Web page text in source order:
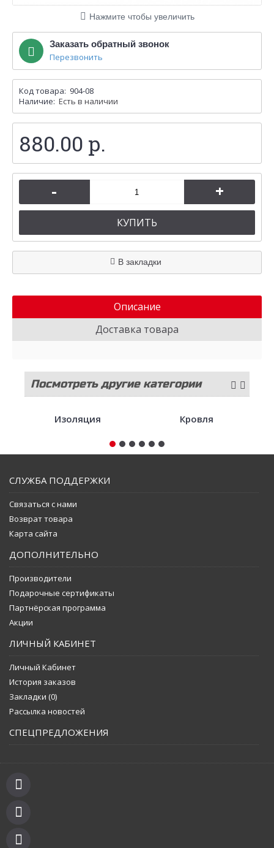
Нажмите чтобы увеличить
Заказать обратный звонок
Перезвонить
Код товара: 904-08
Наличие: Есть в наличии
880.00 р.
- +
КУПИТЬ
В закладки
Описание
Доставка товара
Посмотреть другие категории
Изоляция Кровля
СЛУЖБА ПОДДЕРЖКИ
Связаться с нами
Возврат товара
Карта сайта
ДОПОЛНИТЕЛЬНО
Производители
Подарочные сертификаты
Партнёрская программа
Акции
ЛИЧНЫЙ КАБИНЕТ
Личный Кабинет
История заказов
Закладки (0)
Рассылка новостей
СПЕЦПРЕДЛОЖЕНИЯ